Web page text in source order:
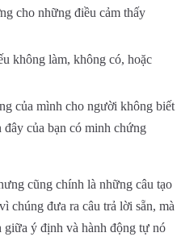
cho những điều cảm thấy
không làm, không có, hoặc
của mình cho người không biết
của bạn có minh chứng
cũng chính là những câu tạo
chúng đưa ra câu trả lời sẵn, mà
giữa ý định và hành động tự nó